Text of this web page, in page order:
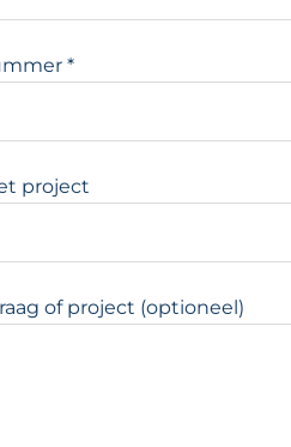
*
project
of project (optioneel)